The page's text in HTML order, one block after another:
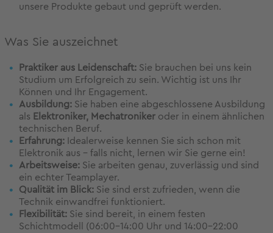
unsere Produkte gebaut und geprüft werden.
Was Sie auszeichnet
Praktiker aus Leidenschaft: Sie brauchen bei uns kein
Studium um Erfolgreich zu sein. Wichtig ist uns Ihr
Können und Ihr Engagement.
Ausbildung: Sie haben eine abgeschlossene Ausbildung
als Elektroniker, Mechatroniker oder in einem ähnlichen
technischen Beruf.
Erfahrung: Idealerweise kennen Sie sich schon mit
Elektronik aus – falls nicht, lernen wir Sie gerne ein!
Arbeitsweise: Sie arbeiten genau, zuverlässig und sind
ein echter Teamplayer.
Qualität im Blick: Sie sind erst zufrieden, wenn die
Technik einwandfrei funktioniert.
Flexibilität: Sie sind bereit, in einem festen
Schichtmodell (06:00-14:00 Uhr und 14:00-22:00